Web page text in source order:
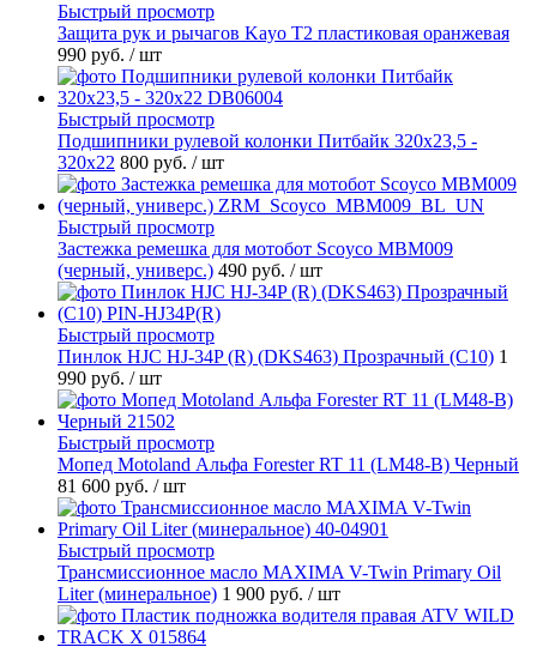
Быстрый просмотр
Защита рук и рычагов Kayo T2 пластиковая оранжевая
990 руб. / шт
Быстрый просмотр
Подшипники рулевой колонки Питбайк 320x23,5 -
320x22 800 руб. / шт
Быстрый просмотр
Застежка ремешка для мотобот Scoyco MBM009
(черный, универс.) 490 руб. / шт
Быстрый просмотр
Пинлок HJC HJ-34P (R) (DKS463) Прозрачный (C10) 1
990 руб. / шт
Быстрый просмотр
Мопед Motoland Альфа Forester RT 11 (LM48-B) Черный
81 600 руб. / шт
Быстрый просмотр
Трансмиссионное масло MAXIMA V-Twin Primary Oil
Liter (минеральное) 1 900 руб. / шт